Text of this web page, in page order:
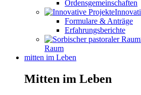
Ordensgemeinschaften
Formulare & Anträge
Erfahrungsberichte
Raum
mitten im Leben
Mitten im Leben